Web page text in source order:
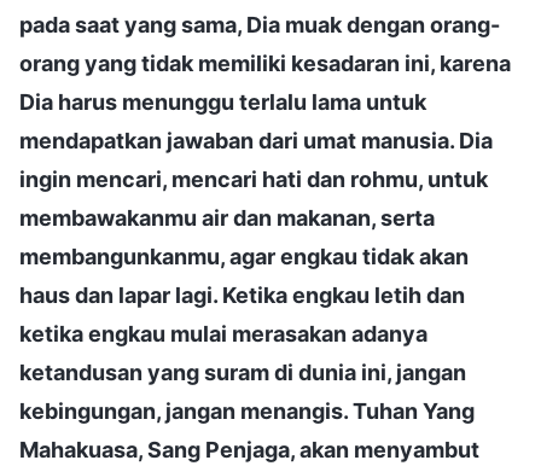
pada saat yang sama, Dia muak dengan orang-
orang yang tidak memiliki kesadaran ini, karena
Dia harus menunggu terlalu lama untuk
mendapatkan jawaban dari umat manusia. Dia
ingin mencari, mencari hati dan rohmu, untuk
membawakanmu air dan makanan, serta
membangunkanmu, agar engkau tidak akan
haus dan lapar lagi. Ketika engkau letih dan
ketika engkau mulai merasakan adanya
ketandusan yang suram di dunia ini, jangan
kebingungan, jangan menangis. Tuhan Yang
Mahakuasa, Sang Penjaga, akan menyambut